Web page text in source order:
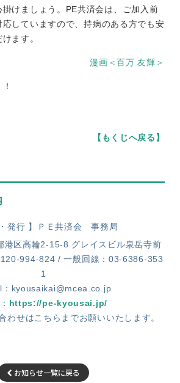
掛けましょう。PE共済会は、ご加入前
していますので、持病のある方でも安
ます。
漫画＜百万 友輝＞
【もくじへ戻る】
・発行 】ＰＥ共済会 事務局
港区高輪2-15-8 グレイスビル泉岳寺前
994-824 / 一般回線：03-6386-353
1
：kyousaikai@mcea.co.jp
https://pe-kyousai.jp/
わせはこちらまでお願いいたします。
お知らせ一覧に戻る